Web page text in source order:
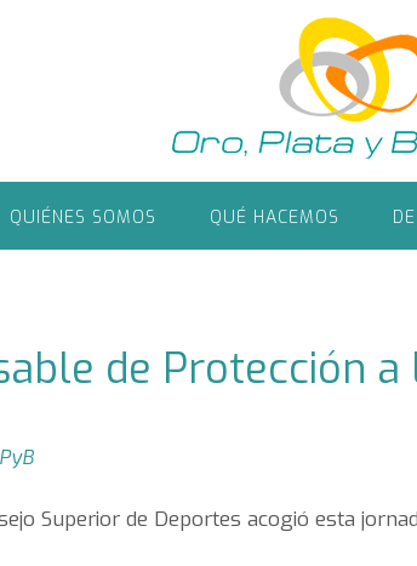
QUIÉNES SOMOS QUÉ HACEMOS
de Protección
Superior de Deportes acogió esta